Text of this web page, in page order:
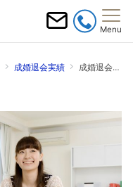
Menu
成婚退会実績 成婚退会実績1